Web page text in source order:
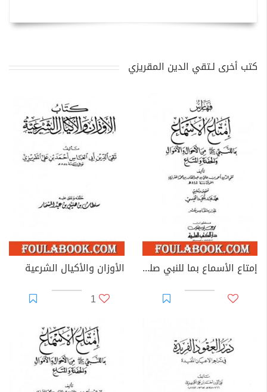
كتب أخرى لـتقي الدين المقريزي
إمتاع الأسماع بما للنبي صلى الله عليه وسلم من الأحوال والأموال والحفدة المتاع - الجزء الخامس عشر
الأوزان والأكيال الشرعية
1